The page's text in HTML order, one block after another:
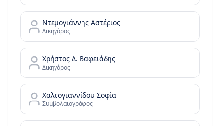
Ντεμογιάννης Αστέριος
Δικηγόρος
Χρήστος Δ. Βαφειάδης
Δικηγόρος
Χαλτογιαννίδου Σοφία
Συμβολαιογράφος